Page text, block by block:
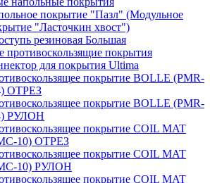
покрытие "Пазл" (Модульное
"Ласточкин хвост")
резиновая Большая
противоскользящие покрытия
для покрытия Ultima
покрытие BOLLE (PMR-
ОТРЕЗ
покрытие BOLLE (PMR-
РУЛОН
покрытие COIL MAT
10) ОТРЕЗ
покрытие COIL MAT
10) РУЛОН
покрытие COIL MAT